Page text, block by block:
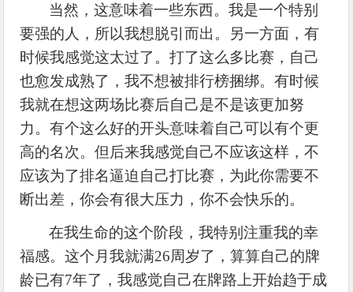
当然，这意味着一些东西。我是一个特别
要强的人，所以我想脱引而出。另一方面，有
时候我感觉这太过了。打了这么多比赛，自己
也愈发成熟了，我不想被排行榜捆绑。有时候
我就在想这两场比赛后自己是不是该更加努
力。有个这么好的开头意味着自己可以有个更
高的名次。但后来我感觉自己不应该这样，不
应该为了排名逼迫自己打比赛，为此你需要不
断出差，你会有很大压力，你不会快乐的。
在我生命的这个阶段，我特别注重我的幸
福感。这个月我就满26周岁了，算算自己的牌
龄已有7年了，我感觉自己在牌路上开始趋于成